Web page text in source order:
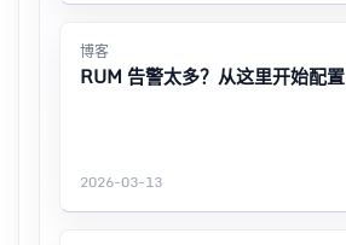
博客
RUM 告警太多？从这里开始配置
2026-03-13